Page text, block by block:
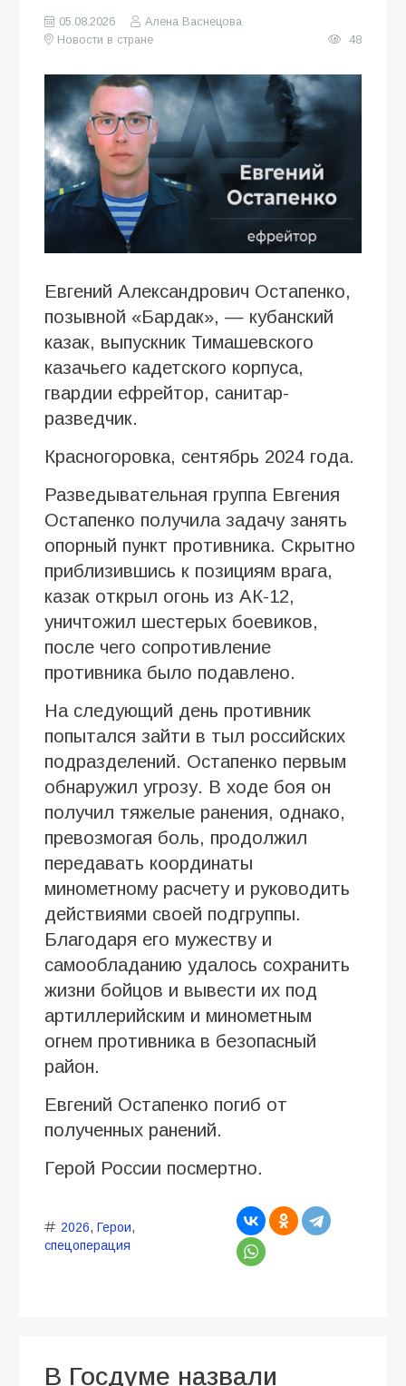
05.08.2026
Алена Васнецова
Новости в стране
48
Евгений Александрович Остапенко,
позывной «Бардак», — кубанский
казак, выпускник Тимашевского
казачьего кадетского корпуса,
гвардии ефрейтор, санитар-
разведчик.
Красногоровка, сентябрь 2024 года.
Разведывательная группа Евгения
Остапенко получила задачу занять
опорный пункт противника. Скрытно
приблизившись к позициям врага,
казак открыл огонь из АК-12,
уничтожил шестерых боевиков,
после чего сопротивление
противника было подавлено.
На следующий день противник
попытался зайти в тыл российских
подразделений. Остапенко первым
обнаружил угрозу. В ходе боя он
получил тяжелые ранения, однако,
превозмогая боль, продолжил
передавать координаты
минометному расчету и руководить
действиями своей подгруппы.
Благодаря его мужеству и
самообладанию удалось сохранить
жизни бойцов и вывести их под
артиллерийским и минометным
огнем противника в безопасный
район.
Евгений Остапенко погиб от
полученных ранений.
Герой России посмертно.
2026, Герои,
спецоперация
В Госдуме назвали